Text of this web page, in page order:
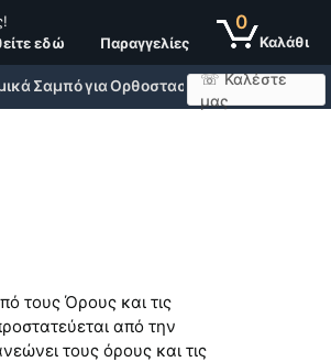
εδώ
Παραγγελίες
0
☏ Καλέστε
μας
Σαμπό για Ορθοστασία Άθληση,
τους Όρους και τις
από την
τους όρους και τις